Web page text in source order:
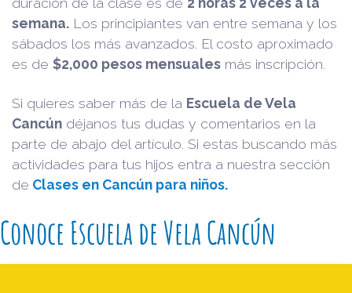
semana. Los principiantes van entre semana y los
sábados los más avanzados. El costo aproximado
es de $2,000 pesos mensuales más inscripción.
Si quieres saber más de la Escuela de Vela
Cancún déjanos tus dudas y comentarios en la
parte de abajo del artículo. Si estas buscando más
actividades para tus hijos entra a nuestra sección
de Clases en Cancún para niños.
Conoce Escuela de Vela Cancún